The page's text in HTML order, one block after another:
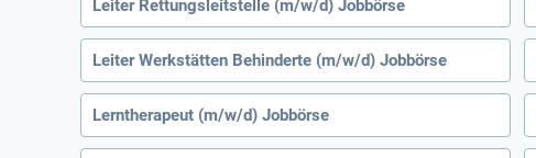
Leiter Rettungsleitstelle (m/w/d) Jobbörse
Leiter Werkstätten Behinderte (m/w/d) Jobbörse
Lerntherapeut (m/w/d) Jobbörse